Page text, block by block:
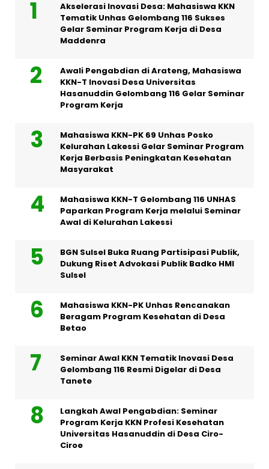
Akselerasi Inovasi Desa: Mahasiswa KKN
Tematik Unhas Gelombang 116 Sukses
Gelar Seminar Program Kerja di Desa
Maddenra
Awali Pengabdian di Arateng, Mahasiswa
KKN-T Inovasi Desa Universitas
Hasanuddin Gelombang 116 Gelar Seminar
Program Kerja
Mahasiswa KKN-PK 69 Unhas Posko
Kelurahan Lakessi Gelar Seminar Program
Kerja Berbasis Peningkatan Kesehatan
Masyarakat
Mahasiswa KKN-T Gelombang 116 UNHAS
Paparkan Program Kerja melalui Seminar
Awal di Kelurahan Lakessi
BGN Sulsel Buka Ruang Partisipasi Publik,
Dukung Riset Advokasi Publik Badko HMI
Sulsel
Mahasiswa KKN-PK Unhas Rencanakan
Beragam Program Kesehatan di Desa
Betao
Seminar Awal KKN Tematik Inovasi Desa
Gelombang 116 Resmi Digelar di Desa
Tanete
Langkah Awal Pengabdian: Seminar
Program Kerja KKN Profesi Kesehatan
Universitas Hasanuddin di Desa Ciro-
Ciroe